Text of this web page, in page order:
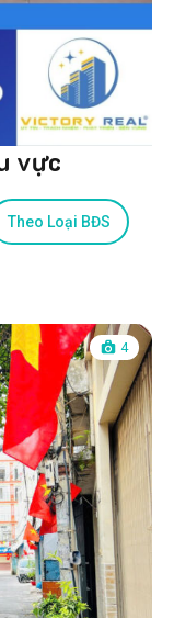
vực
Theo Loại BĐS
4